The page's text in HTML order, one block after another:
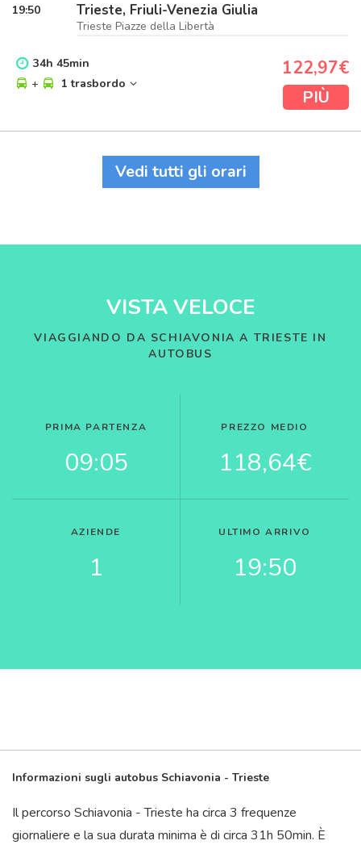
19:50 Trieste, Friuli-Venezia Giulia
Trieste Piazze della Libertà
34h 45min
+
1 trasbordo
122,97€
PIÙ
Vedi tutti gli orari
VISTA VELOCE
VIAGGIANDO DA SCHIAVONIA A TRIESTE IN
AUTOBUS
PRIMA PARTENZA
09:05
PREZZO MEDIO
118,64€
AZIENDE
1
ULTIMO ARRIVO
19:50
Informazioni sugli autobus Schiavonia - Trieste
Il percorso Schiavonia - Trieste ha circa 3 frequenze
giornaliere e la sua durata minima è di circa 31h 50min. È